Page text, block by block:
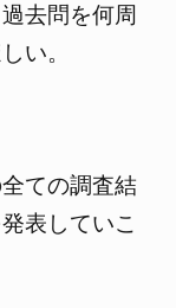
去問を何周
い。
ての調査結
表していこ